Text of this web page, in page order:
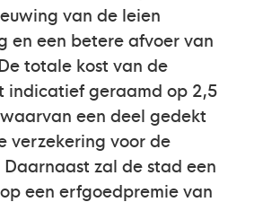
van de leien
en een betere afvoer van
totale kost van de
indicatief geraamd op 2,5
een deel gedekt
verzekering voor de
zal de stad een
een erfgoedpremie van